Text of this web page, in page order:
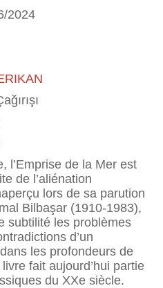
2024
l’Emprise de la Mer est
de l’aliénation
lors de sa parution
Bilbaşar (1910-1983),
subtilité les problèmes
d’un
les profondeurs de
fait aujourd’hui partie
du XXe siècle.